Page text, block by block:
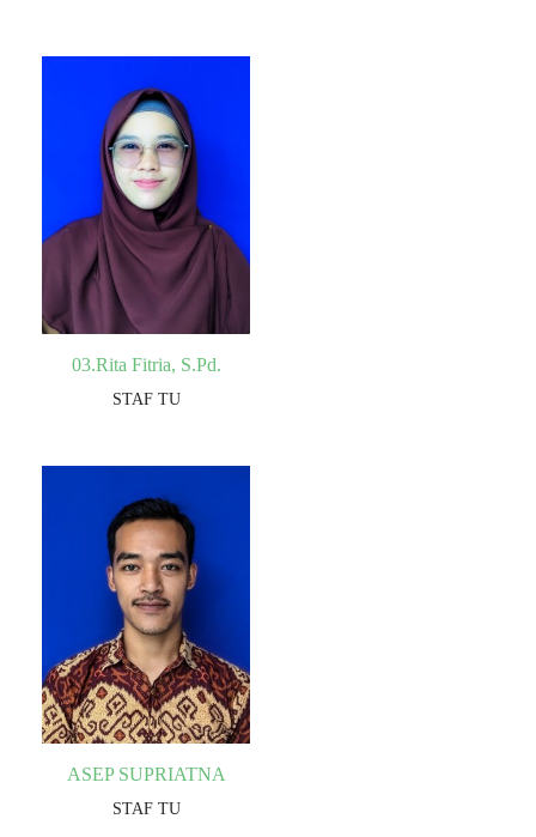
03.Rita Fitria, S.Pd.
STAF TU
ASEP SUPRIATNA
STAF TU